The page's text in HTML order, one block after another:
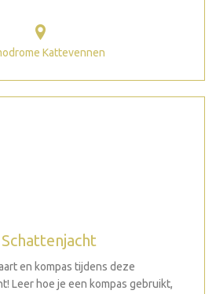
Kattevennen
en kompas tijdens deze
Leer hoe je een kompas gebruikt,